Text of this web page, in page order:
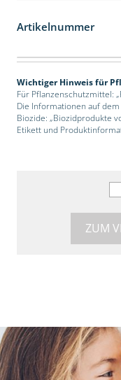
Artikelnummer
Wichtiger Hinweis für
Für Pflanzenschutzmittel:
Die Informationen auf
Biozide: „Biozidprodukte
Etikett und
ZUM